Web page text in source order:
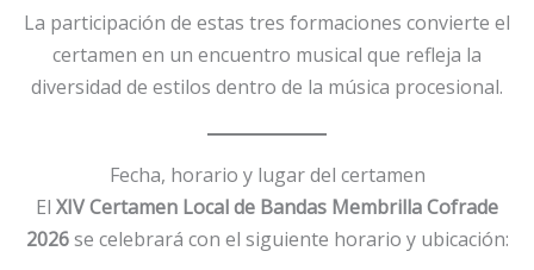
La participación de estas tres formaciones convierte el
certamen en un encuentro musical que refleja la
diversidad de estilos dentro de la música procesional.
Fecha, horario y lugar del certamen
El XIV Certamen Local de Bandas Membrilla Cofrade
2026se celebrará con el siguiente horario y ubicación: